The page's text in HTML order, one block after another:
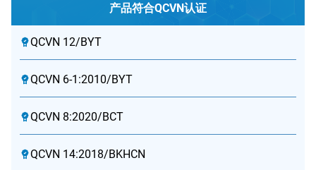
产品符合QCVN认证
QCVN 12/BYT
QCVN 6-1:2010/BYT
QCVN 8:2020/BCT
QCVN 14:2018/BKHCN